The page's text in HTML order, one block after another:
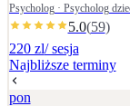
w 2007 r. studia
(resocjalizacja). W 2016
psychodynamicznej w
2020 r. uzyskałem
ukończenia szkoły
Psycholog · Psycholog
5.0(59)
220 zl/ sesja
Najbliższe terminy
pon